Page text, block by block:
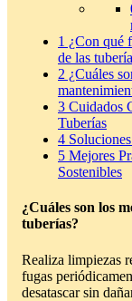
1 ¿Con qué
de las
2 ¿Cuáles
3 Cuidados
Tuberías
4
5 Mejores
Sostenibles
¿Cuáles son los
tuberías?
Realiza limpiezas
fugas
desatascar sin